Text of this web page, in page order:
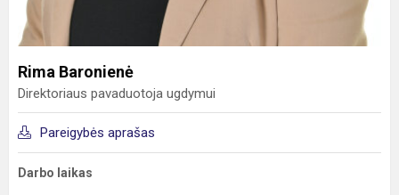
Rima Baronienė
Direktoriaus pavaduotoja ugdymui
Pareigybės aprašas
Darbo laikas